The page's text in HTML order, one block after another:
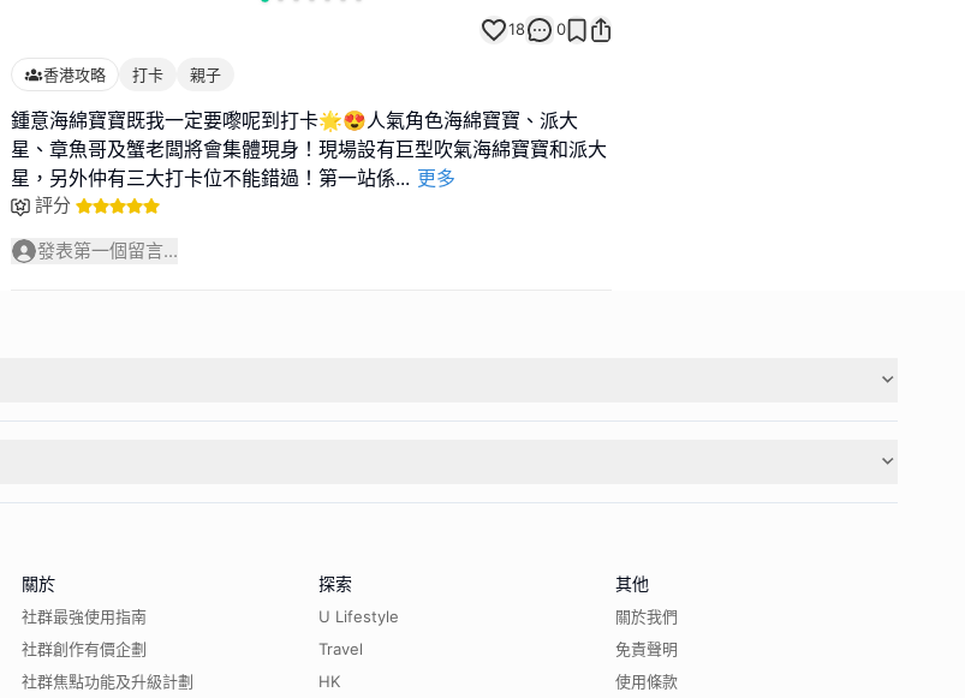
18 0
香港攻略 打卡 親子
鍾意海綿寶寶既我一定要嚟呢到打卡🌟😍人氣角色海綿寶寶、派大
星、章魚哥及蟹老闆將會集體現身！現場設有巨型吹氣海綿寶寶和派大
星，另外仲有三大打卡位不能錯過！第一站係... 更多
評分
發表第一個留言...
關於
社群最強使用指南
社群創作有價企劃
社群焦點功能及升級計劃
探索
U Lifestyle
Travel
HK
其他
關於我們
免責聲明
使用條款